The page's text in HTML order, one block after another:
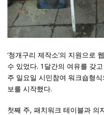
‘청개구리 제작소’의 지원으로
수 있었다. 1달간의 여유를 갖
주 일요일 시민참여 워크숍형
보를 시작했다.
첫째 주, 패치워크 테이블과 의